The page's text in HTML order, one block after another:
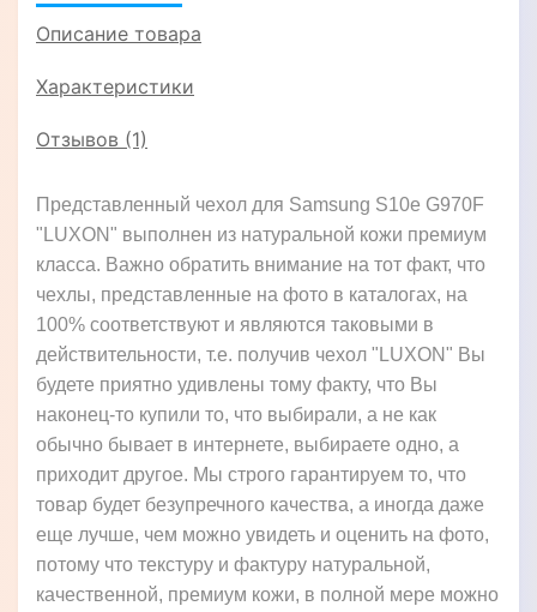
Описание товара
Характеристики
Отзывов (1)
Представленный чехол для Samsung S10e G970F
"LUXON" выполнен из натуральной кожи премиум
класса. Важно обратить внимание на тот факт, что
чехлы, представленные на фото в каталогах, на
100% соответствуют и являются таковыми в
действительности, т.е. получив чехол "LUXON" Вы
будете приятно удивлены тому факту, что Вы
наконец-то купили то, что выбирали, а не как
обычно бывает в интернете, выбираете одно, а
приходит другое. Мы строго гарантируем то, что
товар будет безупречного качества, а иногда даже
еще лучше, чем можно увидеть и оценить на фото,
потому что текстуру и фактуру натуральной,
качественной, премиум кожи, в полной мере можно